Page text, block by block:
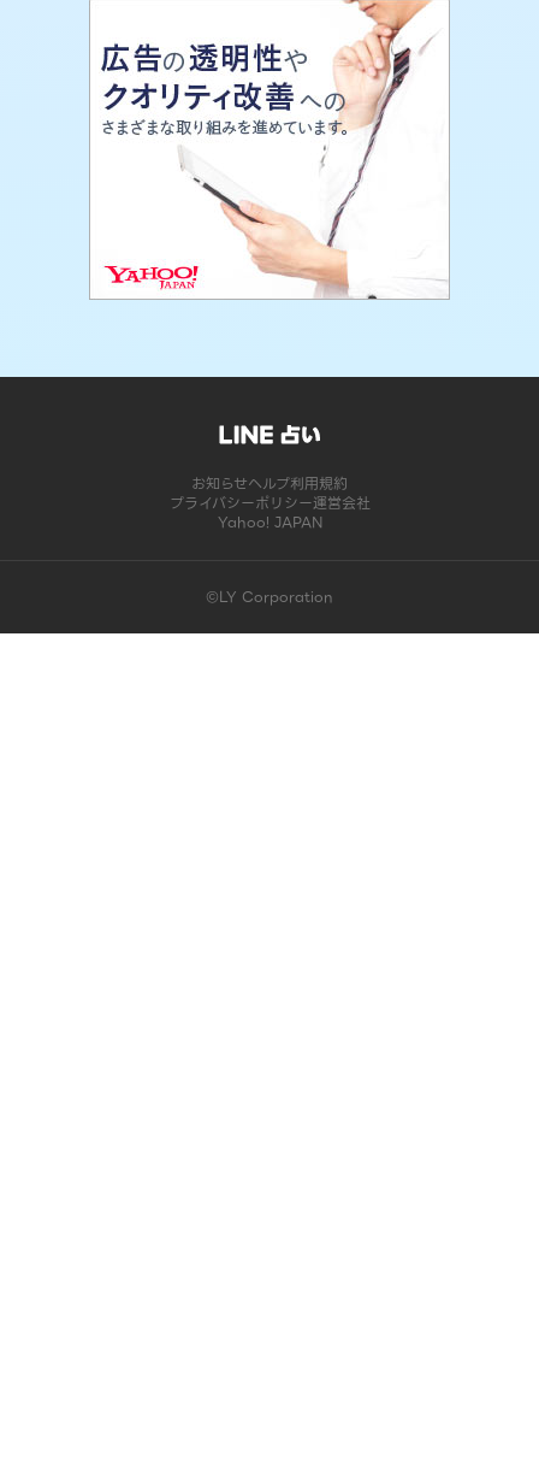
お知らせヘルプ利用規約
プライバシーポリシー運営会社
Yahoo! JAPAN
©LY Corporation
このコンテンツは掲載が終了しました | LINE占い